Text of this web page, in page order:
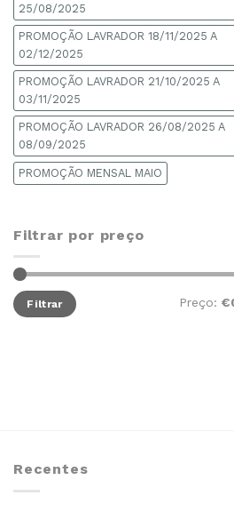
25/08/2025
PROMOÇÃO LAVRADOR 18/11/2025 A
02/12/2025
PROMOÇÃO LAVRADOR 21/10/2025 A
03/11/2025
PROMOÇÃO LAVRADOR 26/08/2025 A
08/09/2025
PROMOÇÃO MENSAL MAIO
Filtrar por preço
Filtrar Preço:
Recentes